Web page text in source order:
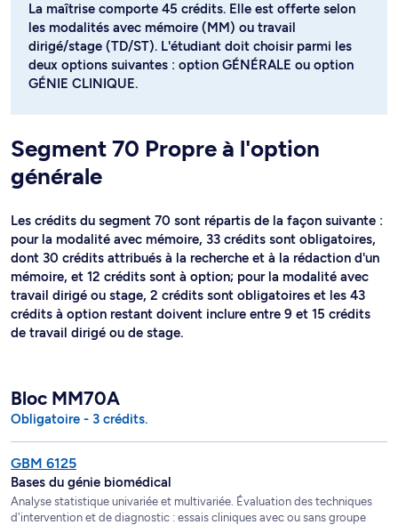
La maîtrise comporte 45 crédits. Elle est offerte selon
les modalités avec mémoire (MM) ou travail
dirigé/stage (TD/ST). L'étudiant doit choisir parmi les
deux options suivantes : option GÉNÉRALE ou option
GÉNIE CLINIQUE.
Segment 70 Propre à l'option
générale
Les crédits du segment 70 sont répartis de la façon suivante :
pour la modalité avec mémoire, 33 crédits sont obligatoires,
dont 30 crédits attribués à la recherche et à la rédaction d'un
mémoire, et 12 crédits sont à option; pour la modalité avec
travail dirigé ou stage, 2 crédits sont obligatoires et les 43
crédits à option restant doivent inclure entre 9 et 15 crédits
de travail dirigé ou de stage.
Bloc MM70A
Obligatoire - 3 crédits.
GBM 6125
Bases du génie biomédical
Analyse statistique univariée et multivariée. Évaluation des techniques
d'intervention et de diagnostic : essais cliniques avec ou sans groupe